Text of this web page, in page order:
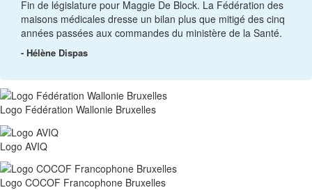
Fin de législature pour Maggie De Block. La Fédération des
maisons médicales dresse un bilan plus que mitigé des cinq
années passées aux commandes du ministère de la Santé.
- Hélène Dispas
Logo Fédération Wallonie Bruxelles
Logo AVIQ
Logo COCOF Francophone Bruxelles